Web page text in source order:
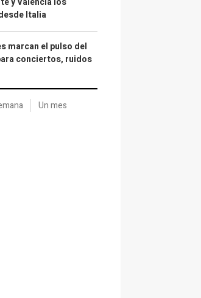
Italia
marcan el pulso del
conciertos, ruidos
Un mes